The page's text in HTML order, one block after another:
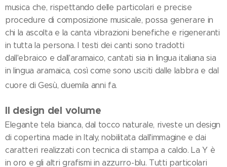
musica che, rispettando delle particolari e precise
procedure di composizione musicale, possa generare in
chi la ascolta e la canta vibrazioni benefiche e rigeneranti
in tutta la persona. I testi dei canti sono tradotti
dall'ebraico e dall'aramaico, cantati sia in lingua italiana sia
in lingua aramaica, così come sono usciti dalle labbra e dal
cuore di Gesù, duemila anni fa.
Il design del volume
Elegante tela bianca, dal tocco naturale, riveste un design
di copertina made in Italy, nobilitata dall'immagine e dai
caratteri realizzati con tecnica di stampa a caldo. La Y è
in oro e gli altri grafismi in azzurro-blu. Tutti particolari